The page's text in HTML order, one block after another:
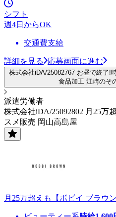
シフト
週4日からOK
交通費支給
詳細を見る 応募画面に進む
株式会社iDA/25082767 お昼で終了!
食品加工 江崎のそ
派遣労働者
株式会社iDA/25092802 月25万
スメ販売 岡山高島屋
月25万超えも【ボビイ ブラ